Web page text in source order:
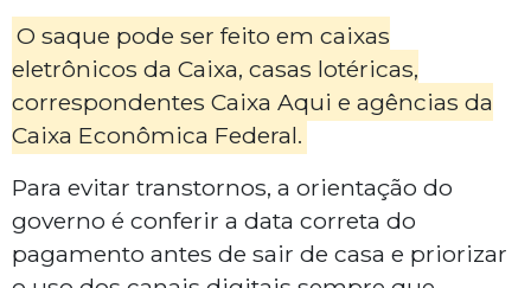
O saque pode ser feito em caixas
eletrônicos da Caixa, casas lotéricas,
correspondentes Caixa Aqui e agências da
Caixa Econômica Federal.
Para evitar transtornos, a orientação do
governo é conferir a data correta do
pagamento antes de sair de casa e priorizar